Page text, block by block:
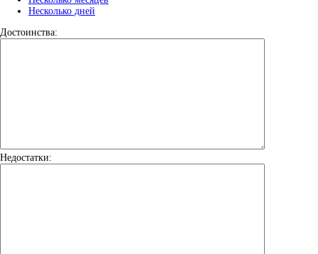
Несколько дней
Достоинства:
Недостатки: